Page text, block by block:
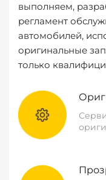
выполняем,
регламент
автомобилей,
оригинальные
только